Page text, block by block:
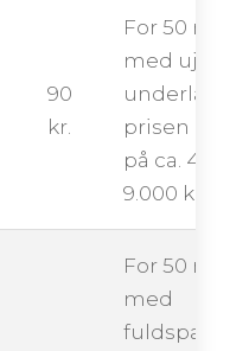
90
kr.
For 50 m²
med
underlag
prisen ligge
på ca. 4.500
9.000
For 50 m²
med